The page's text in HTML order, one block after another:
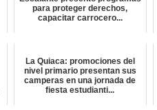
para proteger derechos,
capacitar carrocero...
La Quiaca: promociones del
nivel primario presentan sus
camperas en una jornada de
fiesta estudianti...